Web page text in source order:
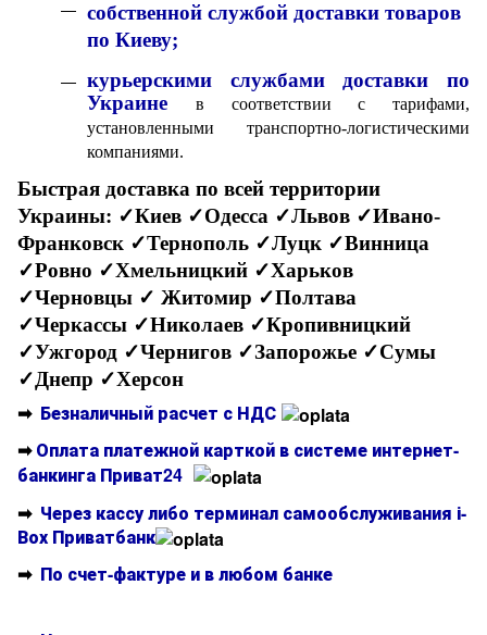
собственной службой доставки товаров
по Киеву;
курьерскими службами доставки по
Украине
в соответствии с тарифами,
установленными транспортно-логистическими
компаниями.
Быстрая доставка по всей территории
Украины: ✓Киев ✓Одесса ✓Львов ✓Ивано-
Франковск ✓Тернополь ✓Луцк ✓Винница
✓Ровно ✓Хмельницкий ✓Харьков
✓Черновцы ✓ Житомир ✓Полтава
✓Черкассы ✓Николаев ✓Кропивницкий
✓Ужгород ✓Чернигов ✓Запорожье ✓Сумы
✓Днепр ✓Херсон
➡ Безналичный расчет с НДС
➡Оплата платежной карткой в системе интернет-
банкинга Приват24
➡ Через кассу либо терминал самообслуживания і-
Вох Приватбанк
➡ По счет-фактуре и в любом банке